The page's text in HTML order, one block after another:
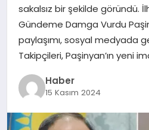
sakalsız bir şekilde göründü.
Gündeme Damga Vurdu
paylaşımı, sosyal medyada
Takipçileri, Paşinyan’ın yeni
Haber
15 Kasım 2024